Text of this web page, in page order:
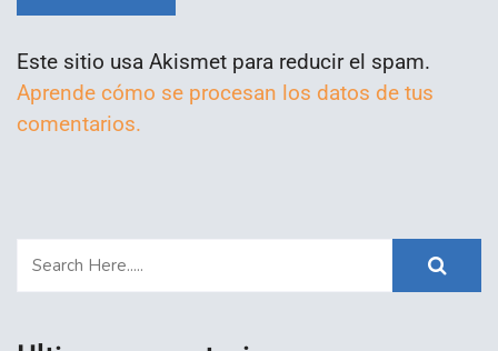
Este sitio usa Akismet para reducir el spam.
Aprende cómo se procesan los datos de tus
comentarios.